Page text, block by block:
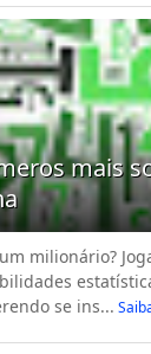
mais
milionário?
se ins...